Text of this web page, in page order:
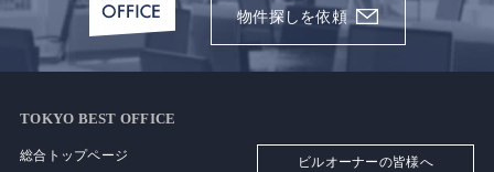
物件探しを依頼
TOKYO BEST OFFICE
総合トップページ ビルオーナーの皆様へ